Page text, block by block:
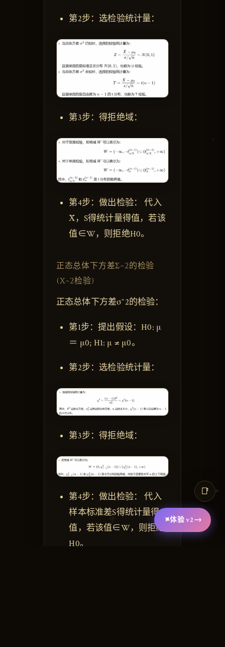
第2步：选检验统计量：
第3步：得拒绝域：
第4步：做出检验： 代入
X̄，S得统计量得值，若该
值∈W，则拒绝H0。
正态总体下方差Σ^2的检验
(X^2检验)
正态总体下方差σ^2的检验：
第1步：提出假设：H0: μ
＝ μ0; H1: μ ≠ μ0。
第2步：选检验统计量：
第3步：得拒绝域：
第4步：做出检验： 代入
样本标准差S得统计量得
值，若该值∈W，则拒绝
H0。
⚜
📑
✦体验v2→